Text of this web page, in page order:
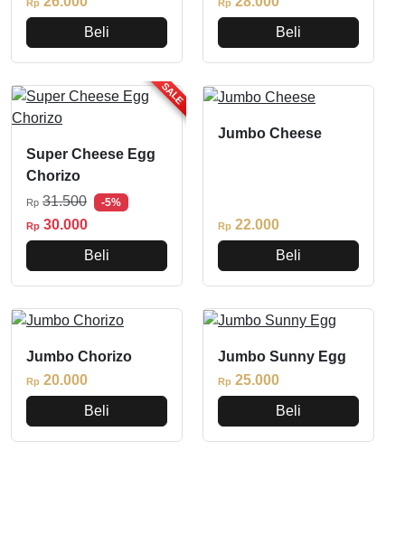
Rp
Beli
Rp
Beli
SALE
Super Cheese Egg
Chorizo
Rp 31.500 -5%
Rp 30.000
Beli
Jumbo Cheese
Rp 22.000
Beli
Jumbo Chorizo
Rp 20.000
Beli
Jumbo Sunny Egg
Rp 25.000
Beli